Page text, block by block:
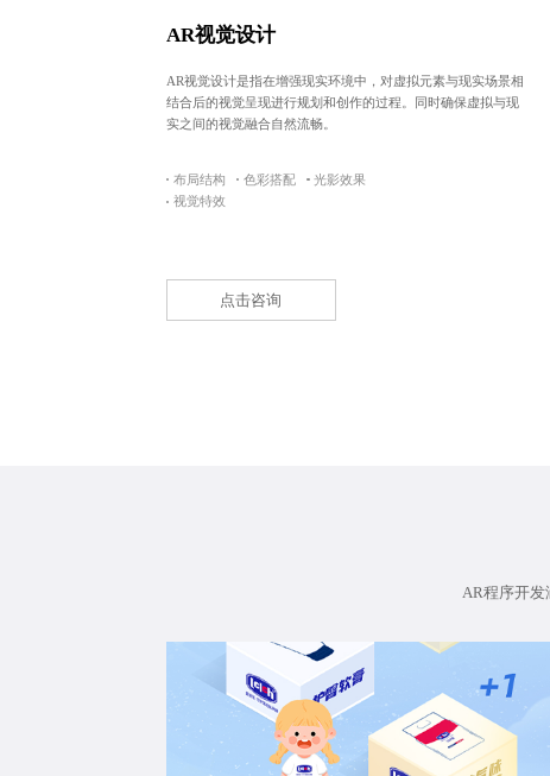
AR视觉设计
AR视觉设计是指在增强现实环境中，对虚拟元素与现实场景相
结合后的视觉呈现进行规划和创作的过程。同时确保虚拟与现
实之间的视觉融合自然流畅。
布局结构 色彩搭配
光影效果
视觉特效
点击咨询
AR程序开